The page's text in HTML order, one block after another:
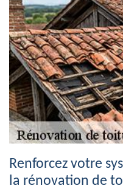
Renforcez votre
la rénovation de